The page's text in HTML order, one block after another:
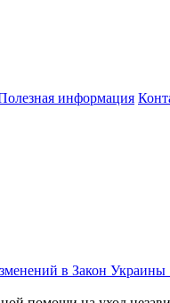
информация
в Закон